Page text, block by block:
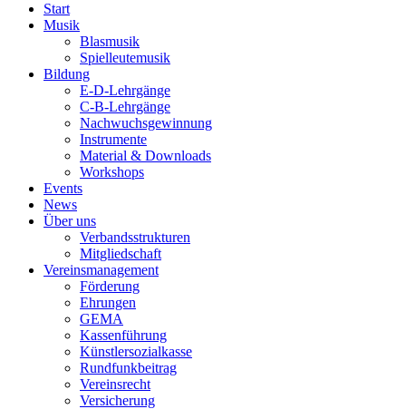
Start
Musik
Blasmusik
Spielleutemusik
Bildung
E-D-Lehrgänge
C-B-Lehrgänge
Nachwuchsgewinnung
Instrumente
Material & Downloads
Workshops
Events
News
Über uns
Verbandsstrukturen
Mitgliedschaft
Vereinsmanagement
Förderung
Ehrungen
GEMA
Kassenführung
Künstlersozialkasse
Rundfunkbeitrag
Vereinsrecht
Versicherung